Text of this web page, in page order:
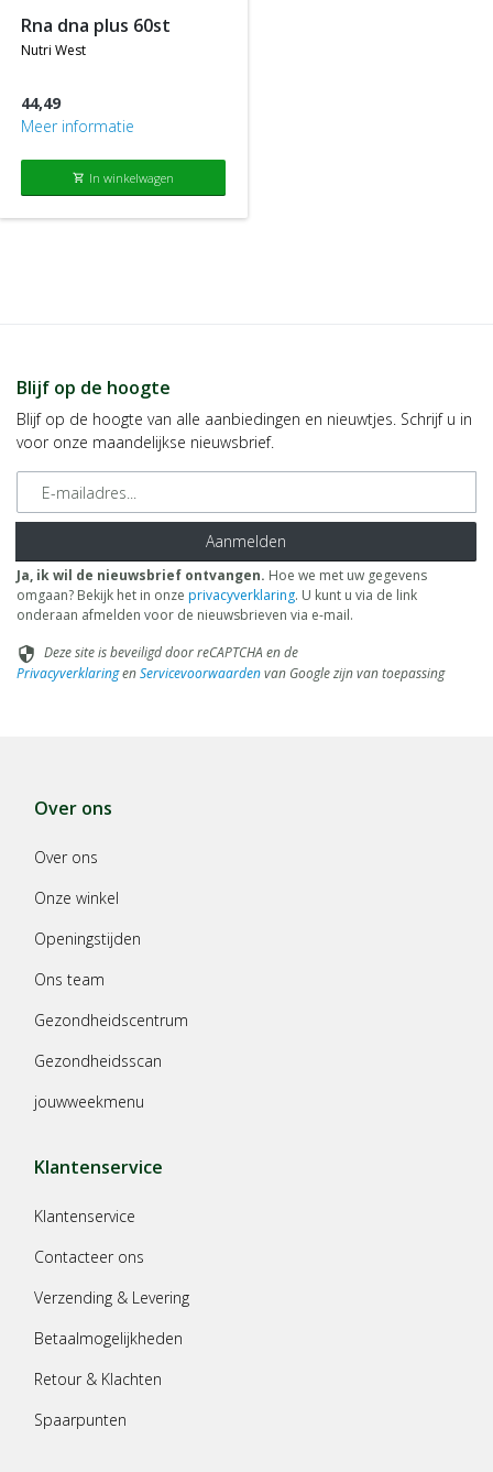
rna dna plus 60st
nutri west
44,49
Meer informatie
shopping_cart In winkelwagen
Blijf op de hoogte
Blijf op de hoogte van alle aanbiedingen en nieuwtjes. Schrijf u in
voor onze maandelijkse nieuwsbrief.
E-mailadres
Aanmelden
Ja, ik wil de nieuwsbrief ontvangen. Hoe we met uw gegevens
omgaan? Bekijk het in onze privacyverklaring. U kunt u via de link
onderaan afmelden voor de nieuwsbrieven via e-mail.
security Deze site is beveiligd door reCAPTCHA en de
PrivacyverklaringenServicevoorwaardenvan Google zijn van toepassing
Over ons
Over ons
Onze winkel
Openingstijden
Ons team
Gezondheidscentrum
Gezondheidsscan
jouwweekmenu
Klantenservice
Klantenservice
Contacteer ons
Verzending & Levering
Betaalmogelijkheden
Retour & Klachten
Spaarpunten